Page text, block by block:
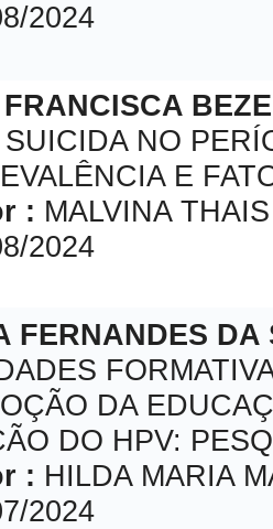
2024
NO
E
: MALVINA
2024
FERNANDES DA
DA
DO HPV:
: HILDA MARIA
2024